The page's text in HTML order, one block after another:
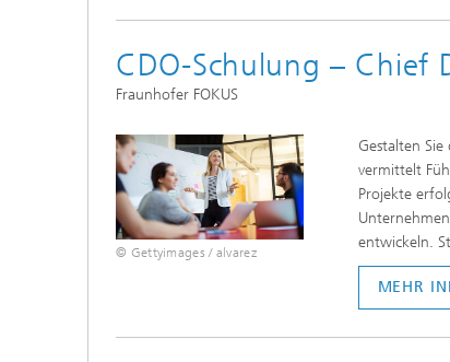
CDO-Schulung – Chief
Fraunhofer FOKUS
© Gettyimages / alvarez
Gestalten
vermittelt
Projekte
entwickeln.
MEHR